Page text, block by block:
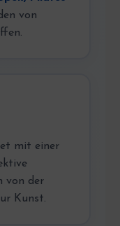
von
mit einer
von der
Kunst.